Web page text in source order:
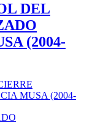
DEL
(2004-